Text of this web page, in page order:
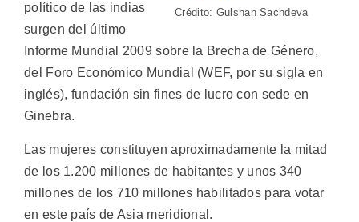
Crédito: Gulshan Sachdeva
político de las indias
surgen del último
Informe Mundial 2009 sobre la Brecha de Género,
del Foro Económico Mundial (WEF, por su sigla en
inglés), fundación sin fines de lucro con sede en
Ginebra.
Las mujeres constituyen aproximadamente la mitad
de los 1.200 millones de habitantes y unos 340
millones de los 710 millones habilitados para votar
en este país de Asia meridional.